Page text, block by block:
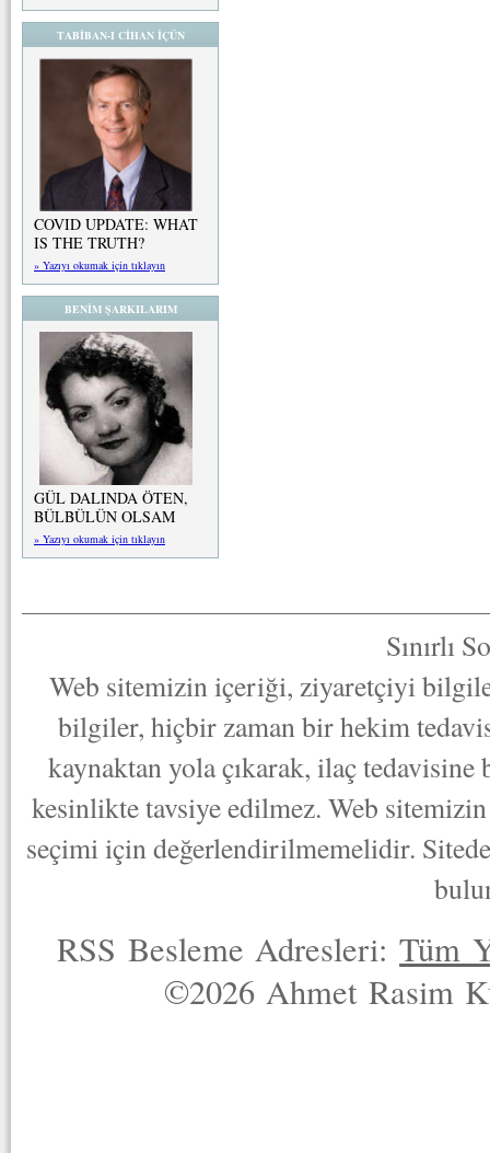
TABİBAN-I CİHAN İÇÜN
COVID UPDATE: WHAT
IS THE TRUTH?
» Yazıyı okumak için tıklayın
BENİM ŞARKILARIM
GÜL DALINDA ÖTEN,
BÜLBÜLÜN OLSAM
» Yazıyı okumak için tıklayın
Sınırlı
Web sitemizin içeriği, ziyaretçiyi
bilgiler, hiçbir zaman bir hekim
kaynaktan yola çıkarak, ilaç
kesinlikte tavsiye edilmez. Web
seçimi için değerlendirilmemelidir.
RSS Besleme Adresleri:Tüm
©2026 Ahmet Rasim